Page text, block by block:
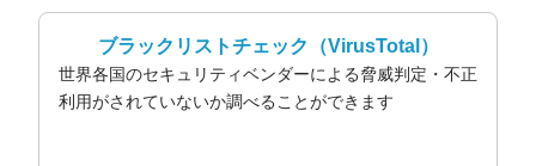
ブラックリストチェック （VirusTotal）
世界各国のセキュリティベンダーによる脅威判定・不正
利用がされていないか調べることができます